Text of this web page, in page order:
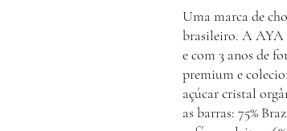
Uma marca de
brasileiro. A AYA
e com 3 anos de
premium e
açúcar cristal
as barras: 75%